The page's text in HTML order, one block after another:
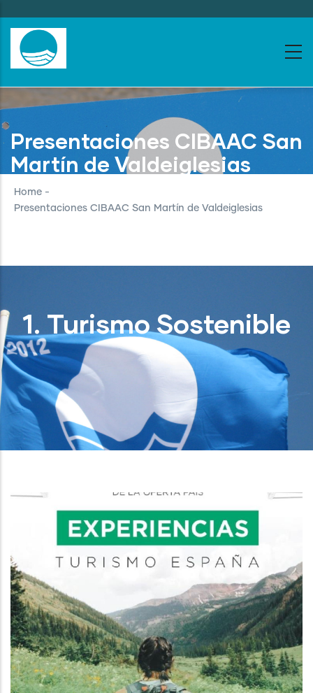
to
main
content
Presentaciones CIBAAC San
Martín de Valdeiglesias
Home -
Presentaciones CIBAAC San Martín de Valdeiglesias
1. Turismo Sostenible